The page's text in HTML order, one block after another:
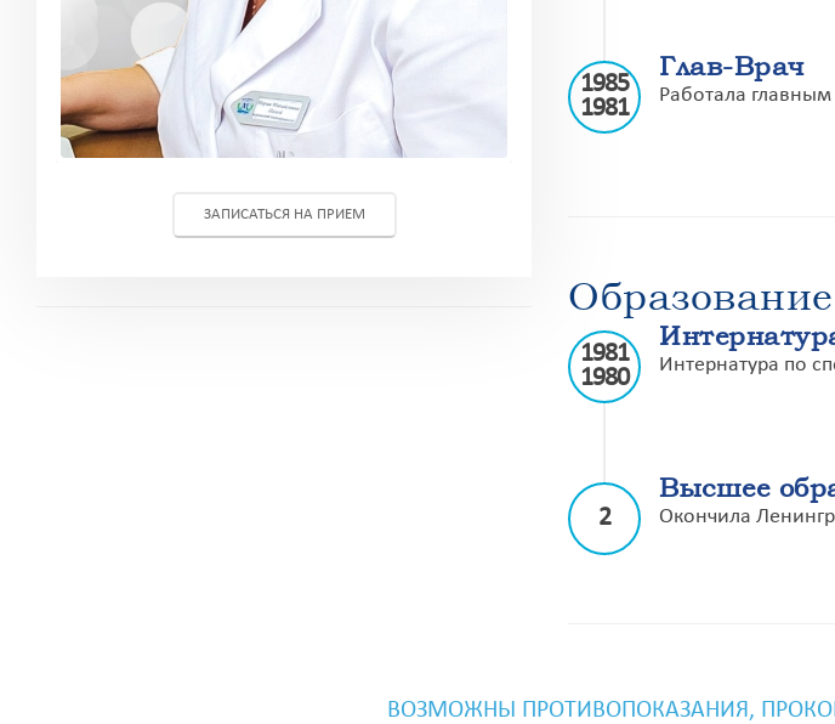
ЗАПИСАТЬСЯ НА ПРИЕМ
1985
1981
Глав-Врач
Работала
Образование
1981
1980
Интернатура по
2
Высшее
Окончила
ВОЗМОЖНЫ ПРОТИВОПОКАЗАНИЯ,